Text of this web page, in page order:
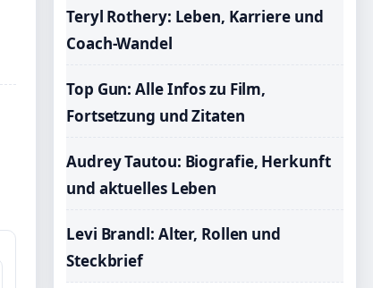
Teryl Rothery: Leben, Karriere und
Coach-Wandel
Top Gun: Alle Infos zu Film,
Fortsetzung und Zitaten
Audrey Tautou: Biografie, Herkunft
und aktuelles Leben
Levi Brandl: Alter, Rollen und
Steckbrief